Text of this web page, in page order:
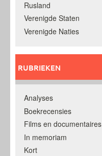
Rusland
Verenigde Staten
Verenigde Naties
RUBRIEKEN
Analyses
Boekrecensies
Films en documentaires
In memoriam
Kort